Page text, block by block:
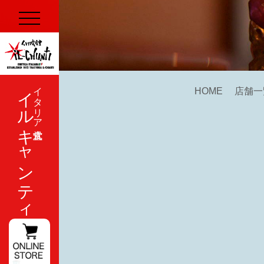
イタリア式食堂
イルキャンティ HOME 店舗